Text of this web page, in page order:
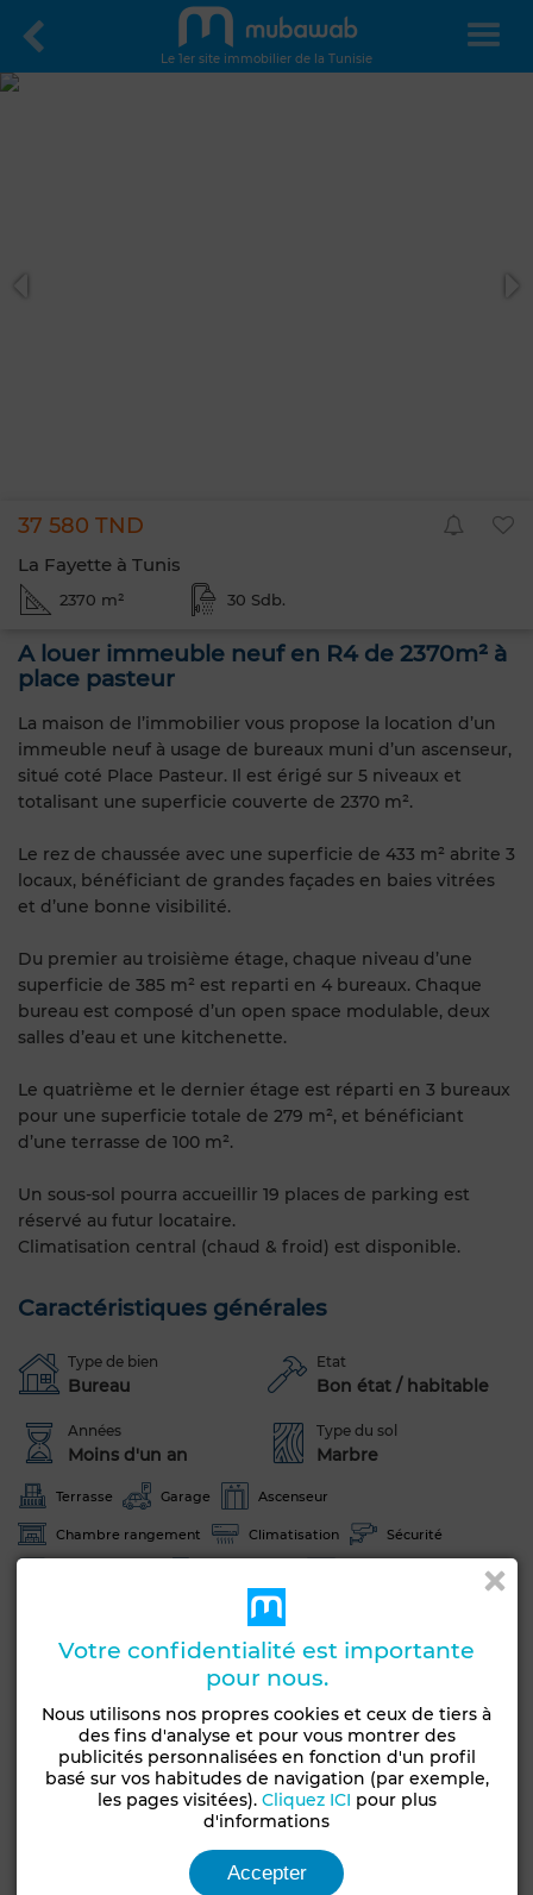
Le 1er site immobilier de la Tunisie
37 580 TND
La Fayette à Tunis
2370 m² 30 Sdb.
A louer immeuble neuf en R4 de 2370m² à
place pasteur
La maison de l’immobilier vous propose la location d’un
immeuble neuf à usage de bureaux muni d’un ascenseur,
situé coté Place Pasteur. Il est érigé sur 5 niveaux et
totalisant une superficie couverte de 2370 m².
Le rez de chaussée avec une superficie de 433 m² abrite 3
locaux, bénéficiant de grandes façades en baies vitrées
et d’une bonne visibilité.
Du premier au troisième étage, chaque niveau d’une
superficie de 385 m² est reparti en 4 bureaux. Chaque
bureau est composé d’un open space modulable, deux
salles d’eau et une kitchenette.
Le quatrième et le dernier étage est réparti en 3 bureaux
pour une superficie totale de 279 m², et bénéficiant
d’une terrasse de 100 m².
Un sous-sol pourra accueillir 19 places de parking est
réservé au futur locataire.
Climatisation central (chaud & froid) est disponible.
Caractéristiques générales
Type de bien
Bureau
Etat
Bon état / habitable
Années
Moins d'un an
Type du sol
Marbre
Terrasse Garage Ascenseur
Chambre rangement Climatisation Sécurité
Voir plus de photos
Votre confidentialité est importante
pour nous.
Nous utilisons nos propres cookies et ceux de tiers à
des fins d'analyse et pour vous montrer des
publicités personnalisées en fonction d'un profil
basé sur vos habitudes de navigation (par exemple,
les pages visitées). Cliquez ICI pour plus
d'informations
Accepter